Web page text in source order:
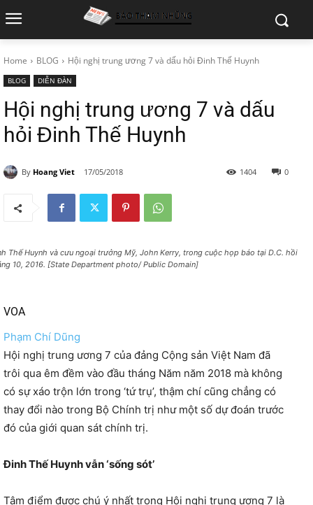
Home BLOG Hội nghị trung ương 7 và dấu hỏi Đinh Thế Huynh
BLOG DIỄN ĐÀN
Hội nghị trung ương 7 và dấu
hỏi Đinh Thế Huynh
By Hoang Viet 17/05/2018 0
1404
Thế Huynh và cưu ngoại trưởng Mỹ, John Kerry, trong cuộc họp báo tại D.C. hồi
10, 2016. [State Department photo/ Public Domain]
VOA
Phạm Chí Dũng
Hội nghị trung ương 7 của đảng Cộng sản Việt Nam đã
trôi qua êm đềm vào đầu tháng Năm năm 2018 mà không
có sự xáo trộn lớn trong ‘tứ trụ’, thậm chí cũng chẳng có
thay đổi nào trong Bộ Chính trị như một số dự đoán trước
đó của giới quan sát chính trị.
Đinh Thế Huynh vẫn ‘sống sót’
Tâm điểm được chú ý nhất trong Hội nghị trung ương 7 là